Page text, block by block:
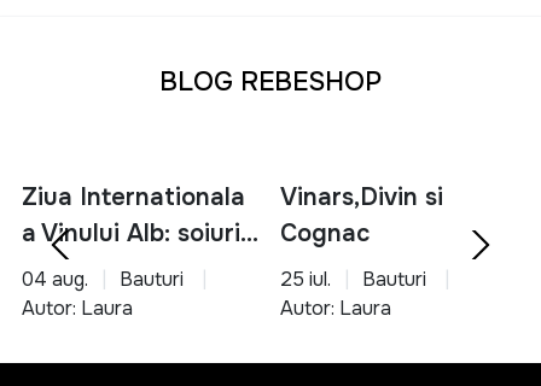
BLOG REBESHOP
Ziua Internationala
a Vinului Alb: soiuri,
servire si asocieri
culinare
04 aug.
Bauturi
Autor: Laura
Vinars,Divin si
Cognac
25 iul.
Bauturi
Autor: Laura